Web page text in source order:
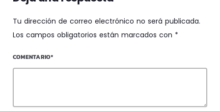
Tu dirección de correo electrónico no será publicada.
Los campos obligatorios están marcados con *
COMENTARIO*